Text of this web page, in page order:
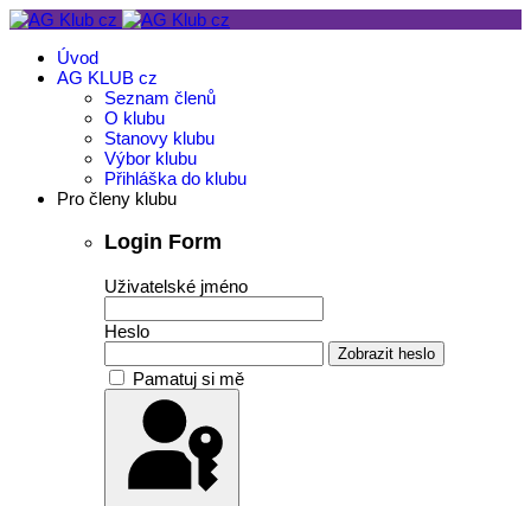
Úvod
AG KLUB cz
Seznam členů
O klubu
Stanovy klubu
Výbor klubu
Přihláška do klubu
Pro členy klubu
Login Form
Uživatelské jméno
Heslo
Zobrazit heslo
Pamatuj si mě